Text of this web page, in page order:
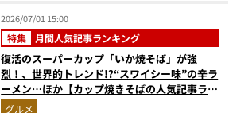
2026/07/01 15:00
特集 月間人気記事ランキング
復活のスーパーカップ「いか焼そば」が強
烈！、世界的トレンド!?“スワイシー味”の辛ラ
ーメン…ほか【カップ焼きそばの人気記事ラン
キングベスト3】（2026年5月版）
グルメ